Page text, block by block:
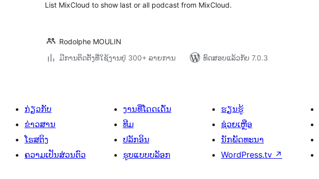
List MixCloud to show last or all podcast from MixCloud.
Rodolphe MOULIN
ມີການຕິດຕັ້ງທີ່ໃຊ້ງານຢູ່ 300+ ລາຍການ
ທົດສອບແລ້ວກັບ 7.0.3
ກ່ຽວກັບ
ຂ່າວສານ
ໂຮສຕິງ
ຄວາມເປັນສ່ວນຕົວ
ງານທີ່ໂດດເດັ່ນ
ທີມ
ປລັກອິນ
ຮູບແບບບລັອກ
ຮຽນຮູ້
ຊ່ວຍເຫຼືອ
ນັກພັດທະນາ
WordPress.tv ↗